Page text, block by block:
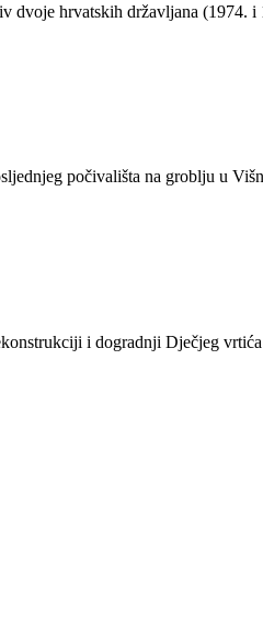
hrvatskih državljana (1974.
počivališta na groblju u
i dogradnji Dječjeg